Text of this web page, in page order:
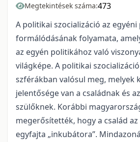
Megtekintések száma:473
A politikai szocializáció az
formálódásának folyamata,
az egyén politikához való
világképe. A politikai
szférákban valósul meg, melyek
jelentősége van a családnak és
szülőknek. Korábbi
megerősítették, hogy a család
egyfajta „inkubátora”.